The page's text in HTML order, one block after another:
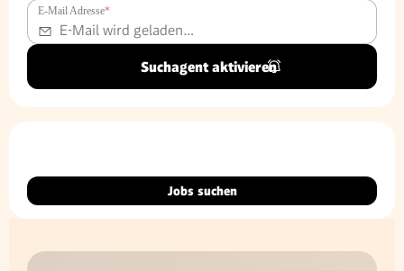
E-Mail Adresse*
Suchagent aktivieren
Jobs suchen